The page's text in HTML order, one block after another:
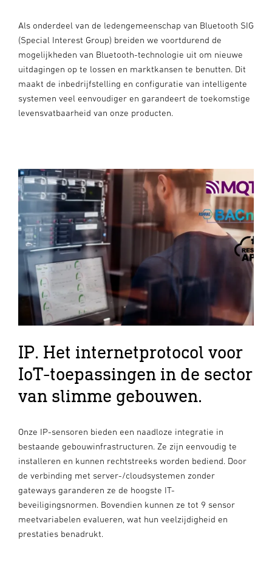
Als onderdeel van de ledengemeenschap van Bluetooth SIG
(Special Interest Group) breiden we voortdurend de
mogelijkheden van Bluetooth-technologie uit om nieuwe
uitdagingen op te lossen en marktkansen te benutten. Dit
maakt de inbedrijfstelling en configuratie van intelligente
systemen veel eenvoudiger en garandeert de toekomstige
levensvatbaarheid van onze producten.
IP. Het internetprotocol voor
IoT-toepassingen in de sector
van slimme gebouwen.
Onze IP-sensoren bieden een naadloze integratie in
bestaande gebouwinfrastructuren. Ze zijn eenvoudig te
installeren en kunnen rechtstreeks worden bediend. Door
de verbinding met server-/cloudsystemen zonder
gateways garanderen ze de hoogste IT-
beveiligingsnormen. Bovendien kunnen ze tot 9 sensor
meetvariabelen evalueren, wat hun veelzijdigheid en
prestaties benadrukt.